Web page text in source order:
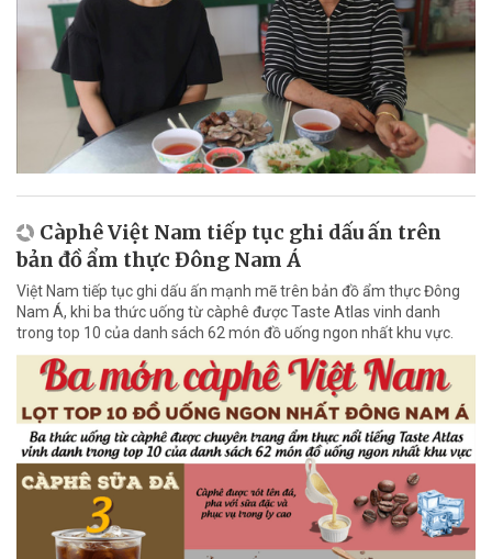
Càphê Việt Nam tiếp tục ghi dấu ấn trên
bản đồ ẩm thực Đông Nam Á
Việt Nam tiếp tục ghi dấu ấn mạnh mẽ trên bản đồ ẩm thực Đông
Nam Á, khi ba thức uống từ càphê được Taste Atlas vinh danh
trong top 10 của danh sách 62 món đồ uống ngon nhất khu vực.